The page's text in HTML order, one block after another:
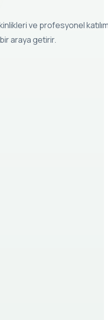
ve profesyonel
araya getirir.